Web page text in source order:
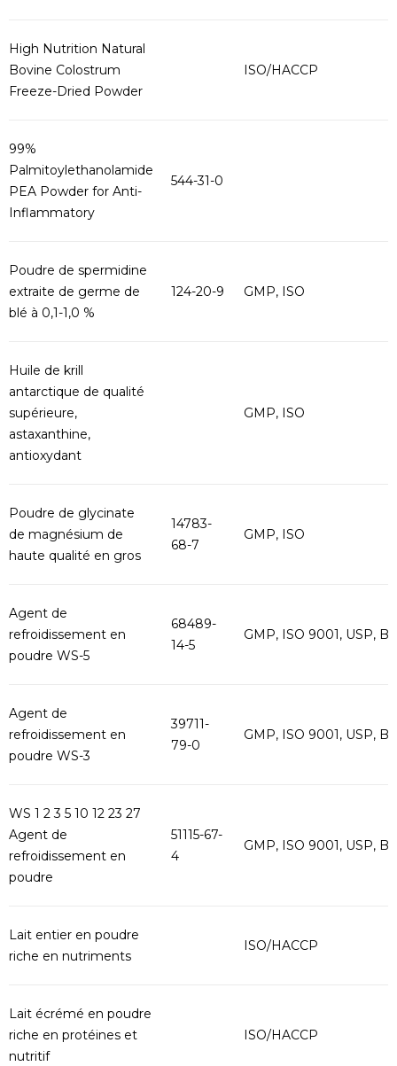
High Nutrition Natural
Bovine Colostrum
Freeze-Dried Powder
ISO/HACCP
99%
Palmitoylethanolamide
PEA Powder for Anti-
Inflammatory
544-31-0
Poudre de spermidine
extraite de germe de
blé à 0,1-1,0 %
124-20-9 GMP, ISO
Huile de krill
antarctique de qualité
supérieure,
astaxanthine,
antioxydant
GMP, ISO
Poudre de glycinate
de magnésium de
haute qualité en gros
14783-
68-7
GMP, ISO
Agent de
refroidissement en
poudre WS-5
68489-
14-5
GMP, ISO 9001, USP,
Agent de
refroidissement en
poudre WS-3
39711-
79-0
GMP, ISO 9001, USP,
WS 1 2 3 5 10 12 23 27
Agent de
refroidissement en
poudre
51115-67-
4
GMP, ISO 9001, USP,
Lait entier en poudre
riche en nutriments
ISO/HACCP
Lait écrémé en poudre
riche en protéines et
nutritif
ISO/HACCP